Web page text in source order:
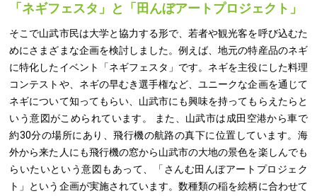
「ネギフェスタ」と「田んぼアートプロジェクト」
そこで山武市民は大学と協力する形で、若者や観光客を呼び込むた
めにさまざまな企画を検討しました。例えば、地元の特産品のネギ
に特化したイベント「ネギフェスタ」です。ネギを主役にした料理
コンテストや、ネギの早むき選手権など、ユニークな企画を通じて
ネギについて知ってもらい、山武市にも興味を持ってもらえたらと
いう意図がこめられています。 また、山武市は成田空港から車で
約30分の場所にあり、飛行機の航路の真下に位置しています。海
外から来た人にも飛行機の窓から山武市の大地の景色を楽しんでも
らいたいという意図もあって、「さんむ田んぼアートプロジェク
ト」という企画が実施されています。数種類の稲を絵柄に合わせて